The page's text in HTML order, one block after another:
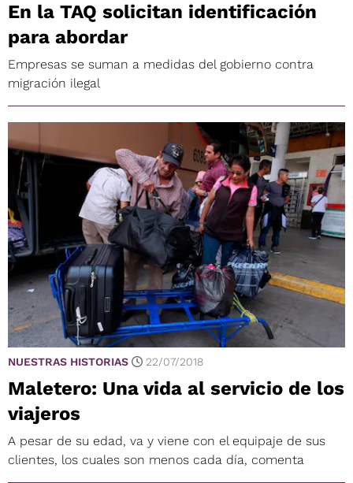
En la TAQ solicitan identificación
para abordar
Empresas se suman a medidas del gobierno contra
migración ilegal
NUESTRAS HISTORIAS 22/07/2018
Maletero: Una vida al servicio de los
viajeros
A pesar de su edad, va y viene con el equipaje de sus
clientes, los cuales son menos cada día, comenta